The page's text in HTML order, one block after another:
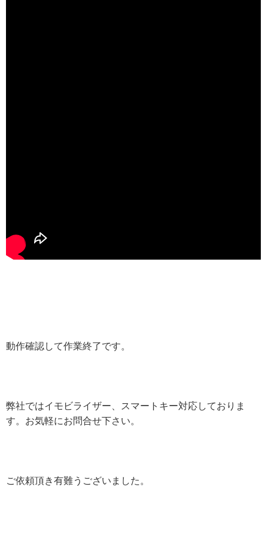
動作確認して作業終了です。
弊社ではイモビライザー、スマートキー対応しておりま
す。お気軽にお問合せ下さい。
ご依頼頂き有難うございました。